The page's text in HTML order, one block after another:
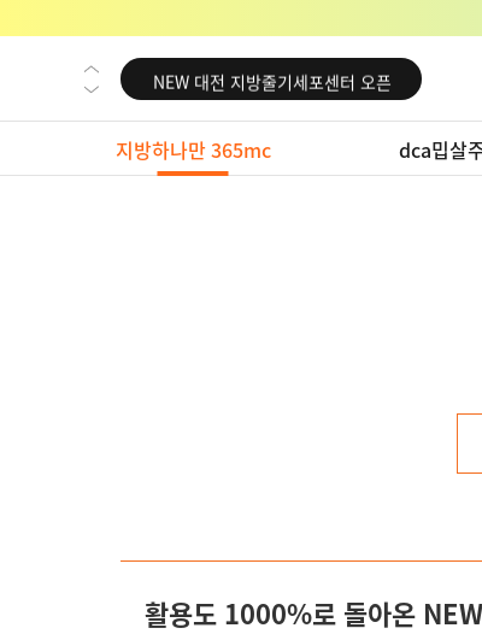
NEW 교대 지방줄기세포센터 오픈
NEW 대전 지방줄기세포센터 오픈
NEW 노원 지방줄기세포센터 오픈
NEW 미국 LA점 오픈
지방하나만 365mc dca밉살
활용도 1000%로 돌아온